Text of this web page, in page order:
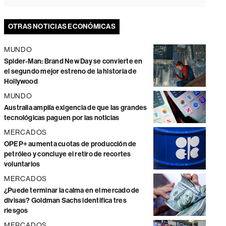
OTRAS NOTICIAS ECONÓMICAS
MUNDO
Spider-Man: Brand New Day se convierte en
el segundo mejor estreno de la historia de
Hollywood
MUNDO
Australia amplía exigencia de que las grandes
tecnológicas paguen por las noticias
MERCADOS
OPEP+ aumenta cuotas de producción de
petróleo y concluye el retiro de recortes
voluntarios
MERCADOS
¿Puede terminar la calma en el mercado de
divisas? Goldman Sachs identifica tres
riesgos